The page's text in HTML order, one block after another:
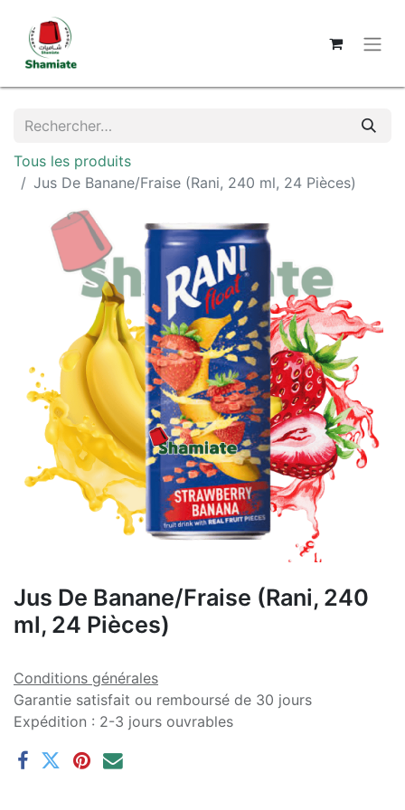
Tous les produits
Jus De Banane/Fraise (Rani, 240 ml, 24 Pièces)
Jus De Banane/Fraise (Rani, 240
ml, 24 Pièces)
Conditions générales
Garantie satisfait ou remboursé de 30 jours
Expédition : 2-3 jours ouvrables